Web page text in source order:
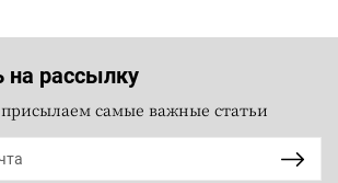
на рассылку
самые важные статьи